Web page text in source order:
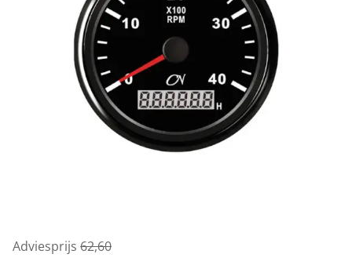
Adviesprijs 62,60